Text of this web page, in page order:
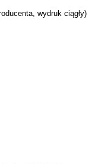
wydruk ciągły)